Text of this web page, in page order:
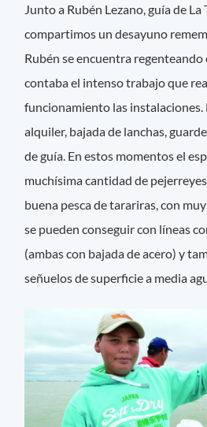
Junto a Rubén Lezano, guía de
compartimos un desayuno
Rubén se encuentra regenteando
contaba el intenso trabajo que
funcionamiento las instalaciones.
alquiler, bajada de lanchas,
de guía. En estos momentos el
muchísima cantidad de
buena pesca de tarariras, con
se pueden conseguir con líneas
(ambas con bajada de acero) y
señuelos de superficie a media